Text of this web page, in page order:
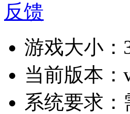
反馈
游戏大小：
当前版本：
系统要求：